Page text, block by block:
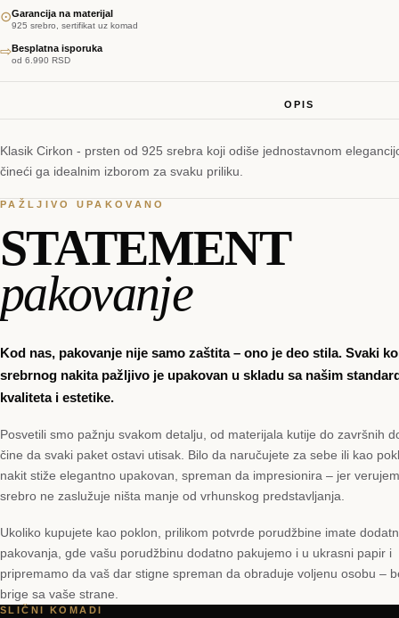
⊙Garancija na materijal
925 srebro, sertifikat uz komad
⇨Besplatna isporuka
od 6.990 RSD
OPIS
Klasik Cirkon - prsten od 925 srebra koji odiše jednostavnom
čineći ga idealnim izborom za svaku priliku.
PAŽLJIVO UPAKOVANO
STATEMENT
pakovanje
Kod nas, pakovanje nije samo zaštita – ono je deo stila. Svaki
srebrnog nakita pažljivo je upakovan u skladu sa našim
kvaliteta i estetike.
Posvetili smo pažnju svakom detalju, od materijala kutije do završnih
čine da svaki paket ostavi utisak. Bilo da naručujete za sebe ili kao
nakit stiže elegantno upakovan, spreman da impresionira – jer
srebro ne zaslužuje ništa manje od vrhunskog predstavljanja.
Ukoliko kupujete kao poklon, prilikom potvrde porudžbine imate
pakovanja, gde vašu porudžbinu dodatno pakujemo i u ukrasni papir i
pripremamo da vaš dar stigne spreman da obraduje voljenu osobu –
brige sa vaše strane.
SLIČNI KOMADI